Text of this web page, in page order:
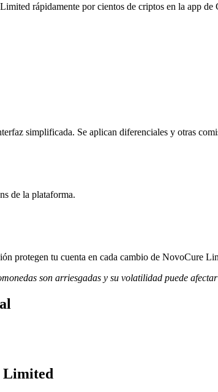
rápidamente por cientos de criptos en la app de
simplificada. Se aplican diferenciales y otras
de la plataforma.
protegen tu cuenta en cada cambio de NovoCure
son arriesgadas y su volatilidad puede
Limited